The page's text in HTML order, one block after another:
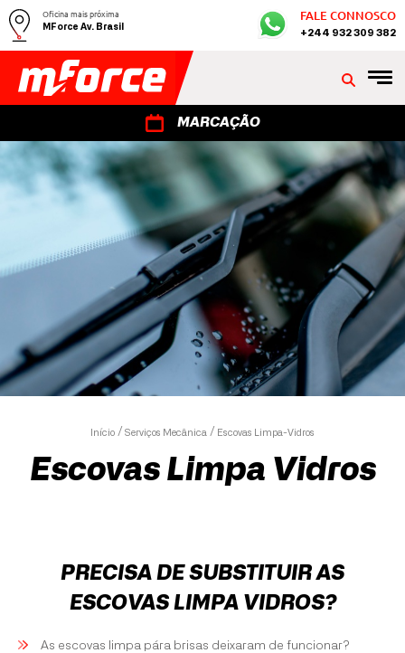
Oficina mais próxima
MForce Av. Brasil
FALE CONNOSCO
+244 932 309 382
MARCAÇÃO
Início Serviços Mecânica Escovas Limpa-Vidros
Escovas Limpa Vidros
PRECISA DE SUBSTITUIR AS
ESCOVAS LIMPA VIDROS?
As escovas limpa pára brisas deixaram de funcionar?